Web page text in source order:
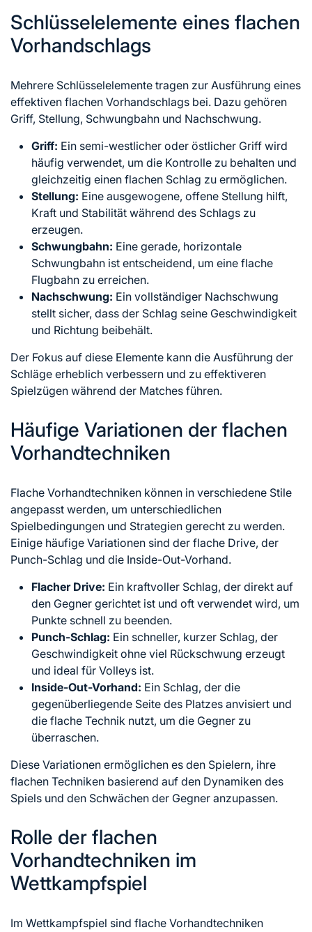
Schlüsselelemente eines flachen
Vorhandschlags
Mehrere Schlüsselelemente tragen zur Ausführung eines
effektiven flachen Vorhandschlags bei. Dazu gehören
Griff, Stellung, Schwungbahn und Nachschwung.
Griff: Ein semi-westlicher oder östlicher Griff wird
häufig verwendet, um die Kontrolle zu behalten und
gleichzeitig einen flachen Schlag zu ermöglichen.
Stellung: Eine ausgewogene, offene Stellung hilft,
Kraft und Stabilität während des Schlags zu
erzeugen.
Schwungbahn: Eine gerade, horizontale
Schwungbahn ist entscheidend, um eine flache
Flugbahn zu erreichen.
Nachschwung: Ein vollständiger Nachschwung
stellt sicher, dass der Schlag seine Geschwindigkeit
und Richtung beibehält.
Der Fokus auf diese Elemente kann die Ausführung der
Schläge erheblich verbessern und zu effektiveren
Spielzügen während der Matches führen.
Häufige Variationen der flachen
Vorhandtechniken
Flache Vorhandtechniken können in verschiedene Stile
angepasst werden, um unterschiedlichen
Spielbedingungen und Strategien gerecht zu werden.
Einige häufige Variationen sind der flache Drive, der
Punch-Schlag und die Inside-Out-Vorhand.
Flacher Drive: Ein kraftvoller Schlag, der direkt auf
den Gegner gerichtet ist und oft verwendet wird, um
Punkte schnell zu beenden.
Punch-Schlag: Ein schneller, kurzer Schlag, der
Geschwindigkeit ohne viel Rückschwung erzeugt
und ideal für Volleys ist.
Inside-Out-Vorhand: Ein Schlag, der die
gegenüberliegende Seite des Platzes anvisiert und
die flache Technik nutzt, um die Gegner zu
überraschen.
Diese Variationen ermöglichen es den Spielern, ihre
flachen Techniken basierend auf den Dynamiken des
Spiels und den Schwächen der Gegner anzupassen.
Rolle der flachen
Vorhandtechniken im
Wettkampfspiel
Im Wettkampfspiel sind flache Vorhandtechniken